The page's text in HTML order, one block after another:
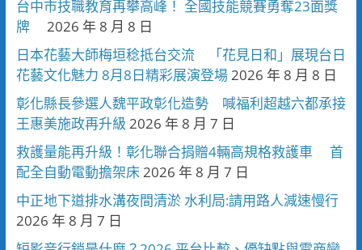
台中市技職教育再攀高峰！ 全國技能競賽勇奪23面獎
牌
2026 年 8 月 8 日
日本花藝大師梅垣稔抵台交流 「花見日和」展現台日
花藝文化魅力 8月8日精彩展演登場 2026 年 8 月 8 日
彰化縣長參選人魏平政彰化造勢 喊福利超越六都承接
王惠美施政再升級 2026 年 8 月 7 日
救護量能再升級！彰化聯合捐贈4輛高規格救護車 首
配全自動電動擔架床 2026 年 8 月 7 日
中正地下道排水溝夜間清淤 水利局:請用路人減速慢行
2026 年 8 月 7 日